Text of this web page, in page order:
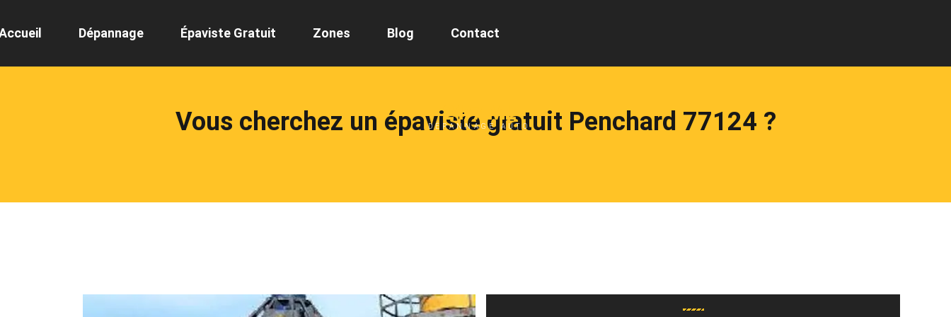
24/7 ML
DÉPANNAGE AUTO
Dépannage Épaviste Gratuit Zones Blog Contact
Vous cherchez un épaviste gratuit Penchard 77124 ?